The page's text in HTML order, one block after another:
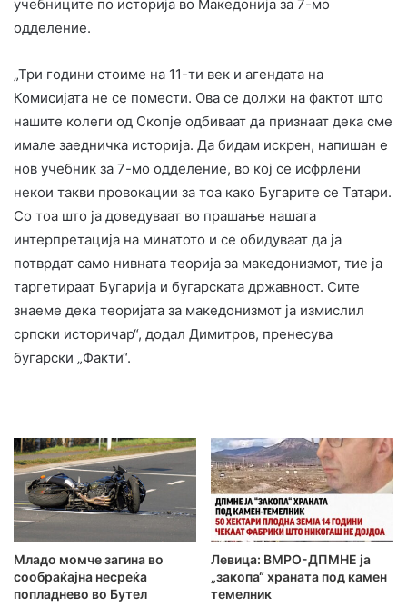
учебниците по историја во Македонија за 7-мо
одделение.
„Три години стоиме на 11-ти век и агендата на
Комисијата не се помести. Ова се должи на фактот што
нашите колеги од Скопје одбиваат да признаат дека сме
имале заедничка историја. Да бидам искрен, напишан е
нов учебник за 7-мо одделение, во кој се исфрлени
некои такви провокации за тоа како Бугарите се Татари.
Со тоа што ја доведуваат во прашање нашата
интерпретација на минатото и се обидуваат да ја
потврдат само нивната теорија за македонизмот, тие ја
таргетираат Бугарија и бугарската државност. Сите
знаеме дека теоријата за македонизмот ја измислил
српски историчар“, додал Димитров, пренесува
бугарски „Факти“.
Младо момче загина во
сообраќајна несреќа
попладнево во Бутел
Левица: ВМРО-ДПМНЕ ја
„закопа“ храната под камен
темелник